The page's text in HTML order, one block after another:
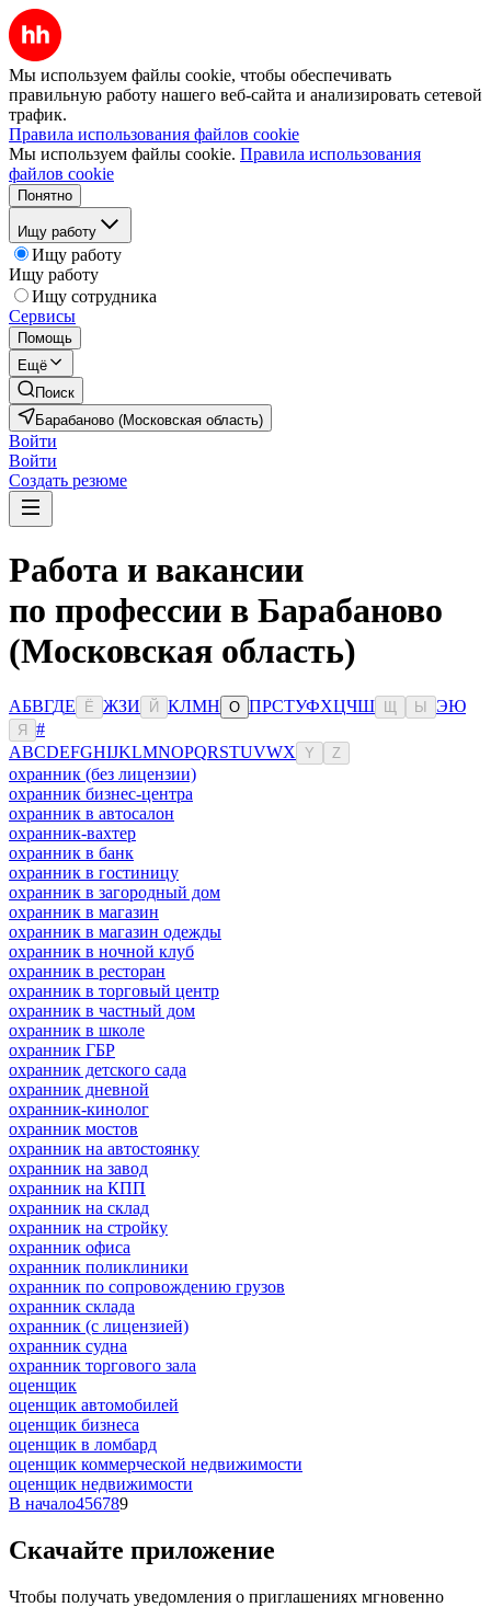
Мы используем файлы cookie, чтобы обеспечивать
правильную работу нашего веб-сайта и анализировать сетевой
трафик.
Правила использования файлов cookie
Мы используем файлы cookie. Правила использования
файлов cookie
Понятно
Ищу работу
Ищу работу
Ищу работу
Ищу сотрудника
Сервисы
Помощь
Ещё
Поиск
Барабаново (Московская область)
Войти
Войти
Создать резюме
Работа и вакансии
по профессии в Барабаново
(Московская область)
АБВГДЕ Ё ЖЗИ Й КЛМН О ПРСТУФХЦЧШ Ы ЭЮ
Я
#
ABCDEFGHIJKLMNOPQRSTUVWX Y Z
охранник (без лицензии)
охранник бизнес-центра
охранник в автосалон
охранник-вахтер
охранник в банк
охранник в гостиницу
охранник в загородный дом
охранник в магазин
охранник в магазин одежды
охранник в ночной клуб
охранник в ресторан
охранник в торговый центр
охранник в частный дом
охранник в школе
охранник ГБР
охранник детского сада
охранник дневной
охранник-кинолог
охранник мостов
охранник на автостоянку
охранник на завод
охранник на КПП
охранник на склад
охранник на стройку
охранник офиса
охранник поликлиники
охранник по сопровождению грузов
охранник склада
охранник (с лицензией)
охранник судна
охранник торгового зала
оценщик
оценщик автомобилей
оценщик бизнеса
оценщик в ломбард
оценщик коммерческой недвижимости
оценщик недвижимости
В начало456789
Скачайте приложение
Чтобы получать уведомления о приглашениях мгновенно